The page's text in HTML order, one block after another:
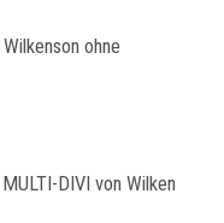
ohne
DIVI von Wilken